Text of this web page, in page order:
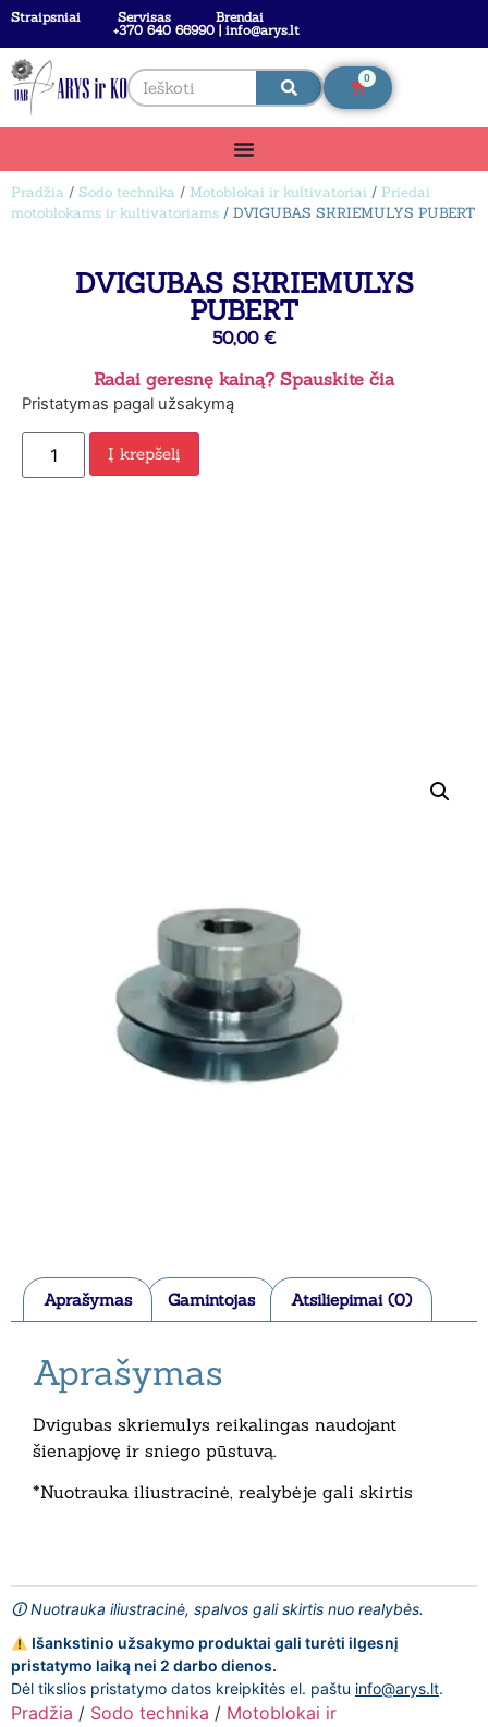
Straipsniai Servisas
Brendai
+370 640 66990 | info@arys.lt
0
Pradžia / Sodo technika / Motoblokai ir kultivatoriai / Priedai
motoblokams ir kultivatoriams / DVIGUBAS SKRIEMULYS PUBERT
DVIGUBAS SKRIEMULYS
PUBERT
50,00 €
Radai geresnę kainą? Spauskite čia
Pristatymas pagal užsakymą
Į krepšelį
Aprašymas Gamintojas Atsiliepimai (0)
Aprašymas
Dvigubas skriemulys reikalingas naudojant
šienapjovę ir sniego pūstuvą.
*Nuotrauka iliustracinė, realybėje gali skirtis
🛈 Nuotrauka iliustracinė, spalvos gali skirtis nuo realybės.
Išankstinio užsakymo produktai gali turėti ilgesnį
pristatymo laiką nei 2 darbo dienos.
Dėl tikslios pristatymo datos kreipkitės el. paštu info@arys.lt.
Pradžia / Sodo technika / Motoblokai ir